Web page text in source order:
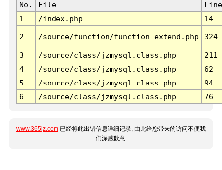
No. File
Line
1
/index.php 14
2 /source/function/function_extend.php 324
3 /source/class/jzmysql.class.php
211
4
/source/class/jzmysql.class.php
62
5
/source/class/jzmysql.class.php
94
6
/source/class/jzmysql.class.php 76
www.365jz.com 已经将此出错信息详细记录, 由此给您带来的访问不便我
们深感歉意.